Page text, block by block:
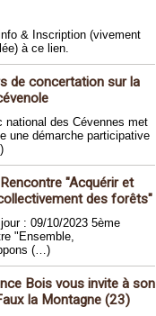
& Inscription (vivement
à ce lien.
de concertation sur la
national des Cévennes met
une démarche participative
"Acquérir et
des forêts"
: 09/10/2023 5ème
"Ensemble,
(…)
Bois vous invite à son
la Montagne (23)